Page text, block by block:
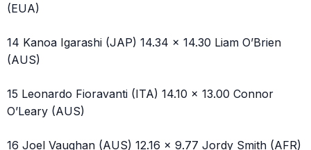
(EUA)
14 Kanoa Igarashi (JAP) 14.34 x 14.30 Liam O’Brien
(AUS)
15 Leonardo Fioravanti (ITA) 14.10 x 13.00 Connor
O’Leary (AUS)
16 Joel Vaughan (AUS) 12.16 x 9.77 Jordy Smith (AFR)